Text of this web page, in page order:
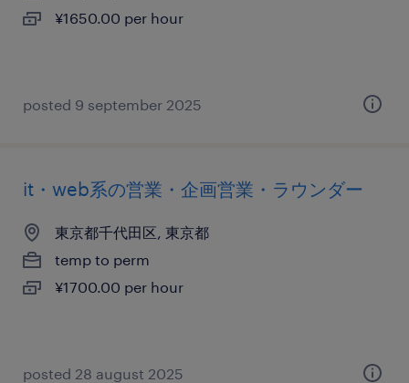
¥1650.00 per hour
posted 9 september 2025
it・web系の営業・企画営業・ラウンダー
東京都千代田区, 東京都
temp to perm
¥1700.00 per hour
posted 28 august 2025